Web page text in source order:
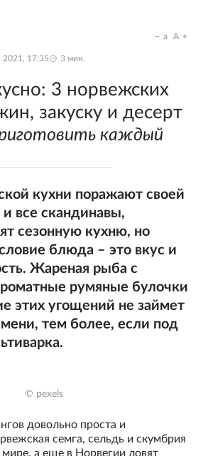
2021, 17:35 3 мин.
a A
3 норвежских
закуску и десерт
каждый
кухни поражают своей
все скандинавы,
сезонную кухню, но
блюда – это вкус и
Жареная рыба с
румяные булочки
этих угощений не займет
тем более, если под
© pexels
довольно проста и
семга, сельдь и скумбрия
а еще в Норвегии ловят